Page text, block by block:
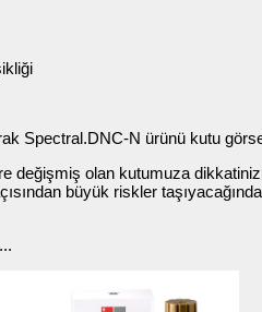
Spectral.DNC-N ürünü kutu
değişmiş olan kutumuza
büyük riskler